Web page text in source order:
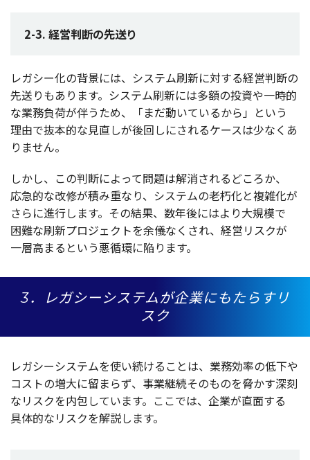
2-3. 経営判断の先送り
レガシー化の背景には、 システム刷新に対する経営判断の
先送りもあります。 システム刷新には多額の投資や一時的
な業務負荷が伴うため、「まだ動いているから」という
理由で抜本的な見直しが後回しにされるケースは少なくあ
りません。
しかし、この判断によって問題は解消されるどころか、
応急的な改修が積み重なり、 システムの老朽化と複雑化が
さらに進行します。その結果、 数年後にはより大規模で
困難な刷新プロジェクトを余儀なくされ、 経営リスクが
一層高まるという悪循環に陥ります。
3．レガシーシステムが企業にもたらすリ
スク
レガシーシステムを使い続けることは、 業務効率の低下や
コストの増大に留まらず、 事業継続そのものを脅かす深刻
なリスクを内包しています。ここでは、 企業が直面する
具体的なリスクを解説します。